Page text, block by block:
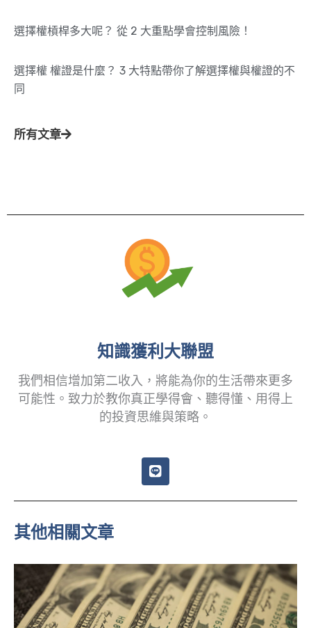
選擇權槓桿多大呢？ 從 2 大重點學會控制風險！
選擇權 權證是什麼？ 3 大特點帶你了解選擇權與權證的不
同
所有文章
知識獲利大聯盟
我們相信增加第二收入，將能為你的生活帶來更多
可能性。致力於教你真正學得會、聽得懂、用得上
的投資思維與策略。
L
i
e
其他相關文章